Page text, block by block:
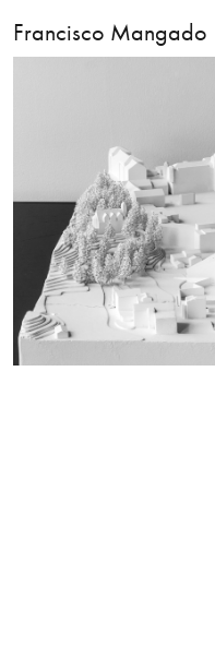
Francisco Mangado